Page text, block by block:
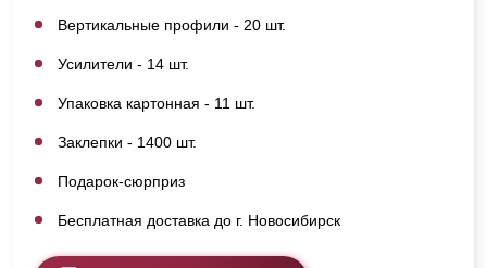
Вертикальные профили - 20 шт.
Усилители - 14 шт.
Упаковка картонная - 11 шт.
Заклепки - 1400 шт.
Подарок-сюрприз
Бесплатная доставка до г. Новосибирск